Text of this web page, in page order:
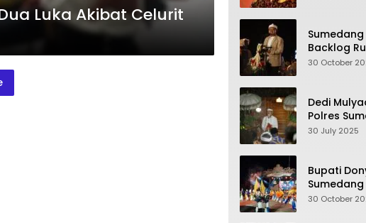
Luka Akibat Celurit
Backlog
+ KUR
30 October
Dedi
Polres
Wartawan
30 July 2025
Bupati
Sosialisasi
30 October